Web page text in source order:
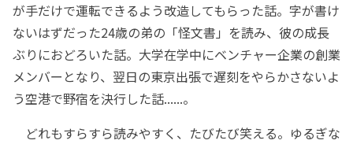
が手だけで運転できるよう改造してもらった話。字が書け
ないはずだった24歳の弟の「怪文書」を読み、彼の成長
ぶりにおどろいた話。大学在学中にベンチャー企業の創業
メンバーとなり、翌日の東京出張で遅刻をやらかさないよ
う空港で野宿を決行した話......。
どれもすらすら読みやすく、たびたび笑える。ゆるぎな